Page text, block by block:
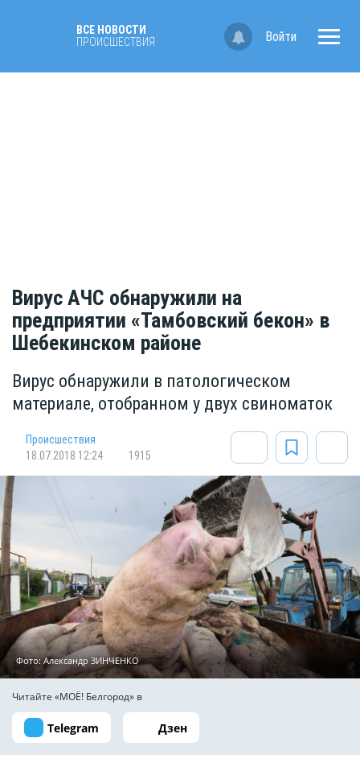
ВСЕ НОВОСТИ
ПРОИСШЕСТВИЯ
Войти
Вирус АЧС обнаружили на
предприятии «Тамбовский бекон» в
Шебекинском районе
Вирус обнаружили в патологическом
материале, отобранном у двух свиноматок
Происшествия
18.07.2018 12:24
1915
Фото: Александр ЗИНЧЕНКО
Читайте «МОЁ! Белгород» в
Telegram Дзен